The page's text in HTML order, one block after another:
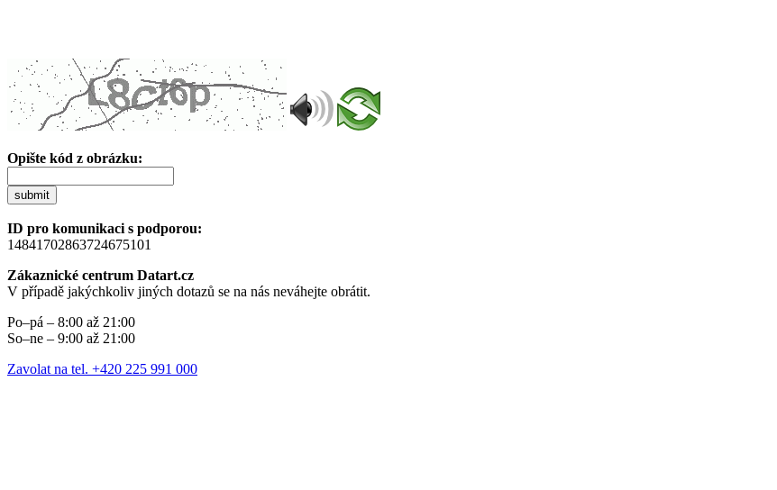
Opište kód z obrázku:
submit
ID pro komunikaci s podporou:
14841702863724675101
Zákaznické centrum Datart.cz
V případě jakýchkoliv jiných dotazů se na nás neváhejte obrátit.
Po–pá – 8:00 až 21:00
So–ne – 9:00 až 21:00
Zavolat na tel. +420 225 991 000